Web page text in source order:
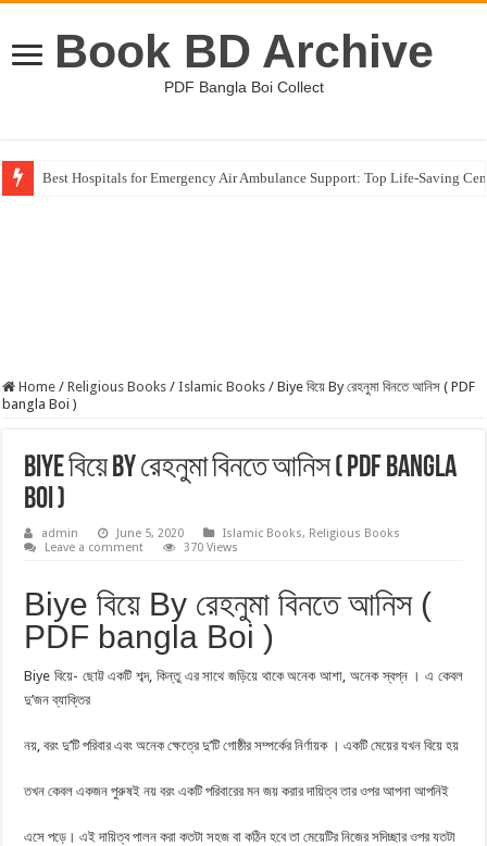
Book BD Archive
PDF Bangla Boi Collect
Best Hospitals for Emergency Air Ambulance Support: Top Life-Saving
Home / Religious Books / Islamic Books / Biye বিয়ে By রেহনুমা বিনতে আনিস ( PDF
bangla Boi )
Biye বিয়ে By রেহনুমা বিনতে আনিস ( PDF bangla
Boi )
admin June 5, 2020 Islamic Books, Religious Books
Leave a comment
370 Views
Biye বিয়ে By রেহনুমা বিনতে আনিস (
PDF bangla Boi )
Biye বিয়ে- ছােট্ট একটি শব্দ, কিন্তু এর সাথে জড়িয়ে থাকে অনেক আশা, অনেক স্বপ্ন । এ কেবল
দু’জন ব্যাক্তির
নয়, বরং দু’টি পরিবার এবং অনেক ক্ষেত্রে দু’টি গােষ্ঠীর সম্পর্কের নির্ণায়ক । একটি মেয়ের যখন বিয়ে হয়
তখন কেবল একজন পুরুষই নয় বরং একটি পরিবারের মন জয় করার দায়িত্ব তার ওপর আপনা আপনিই
এসে পড়ে। এই দায়িত্ব পালন করা কতটা সহজ বা কঠিন হবে তা মেয়েটির নিজের সদিচ্ছার ওপর যতটা